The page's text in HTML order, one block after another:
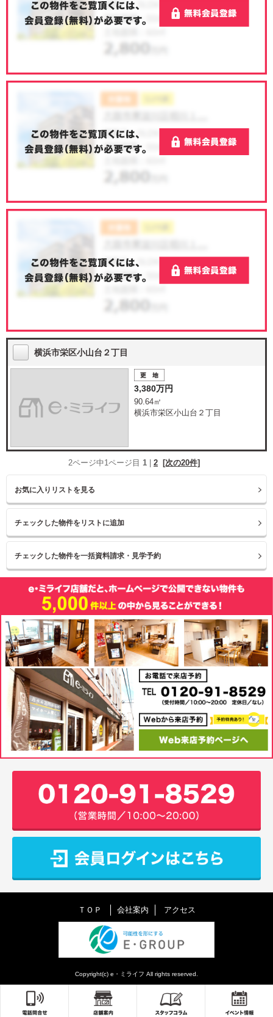
横浜市栄区小山台２丁目
3,380万円
90.64㎡
横浜市栄区小山台２丁目
2ページ中1ページ目 1 2 [次の20件]
お気に入りリストを見る
ＴＯＰ 会社案内 アクセス
Copyright(c) e・ミライフ All rights reserved.